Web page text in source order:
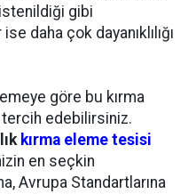
gibi
daha çok dayanıklılığı
göre bu kırma
edebilirsiniz.
kırma eleme tesisi
en seçkin
Avrupa Standartlarına